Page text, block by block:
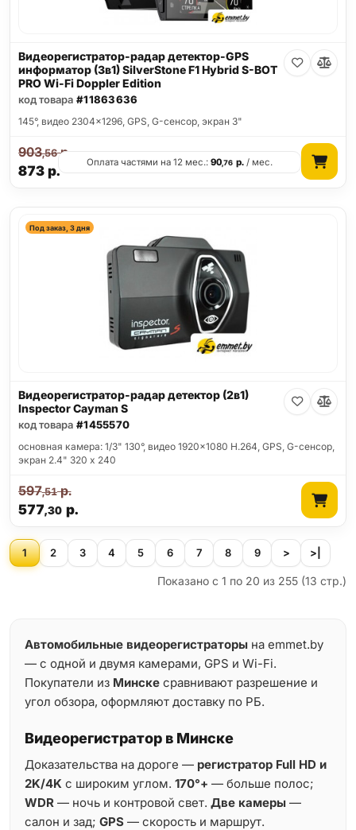
Видеорегистратор-радар детектор-GPS
информатор (3в1) SilverStone F1 Hybrid S-BOT
PRO Wi-Fi Doppler Edition
код товара #11863636
145°, видео 2304x1296, GPS, G-сенсор, экран 3"
873р.
903,56р.
Оплата частями на 12 мес.:90,76 р./ мес.
Под заказ, 3 дня
Видеорегистратор-радар детектор (2в1)
Inspector Cayman S
код товара #1455570
основная камера: 1/3" 130°, видео 1920x1080 H.264, GPS, G-сенсор,
экран 2.4" 320 x 240
577,30р.
597,51р.
1 2 3 4 5 6 7 8 9 > >|
Показано с 1 по 20 из 255 (13 стр.)
Автомобильные видеорегистраторы на emmet.by
— с одной и двумя камерами, GPS и Wi-Fi.
Покупатели из Минске сравнивают разрешение и
угол обзора, оформляют доставку по РБ.
Видеорегистратор в Минске
Доказательства на дороге — регистратор Full HD и
2K/4K с широким углом. 170°+ — больше полос;
WDR — ночь и контровой свет. Две камеры —
салон и зад; GPS — скорость и маршрут.